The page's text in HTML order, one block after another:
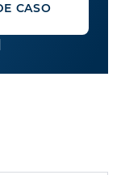
CASO